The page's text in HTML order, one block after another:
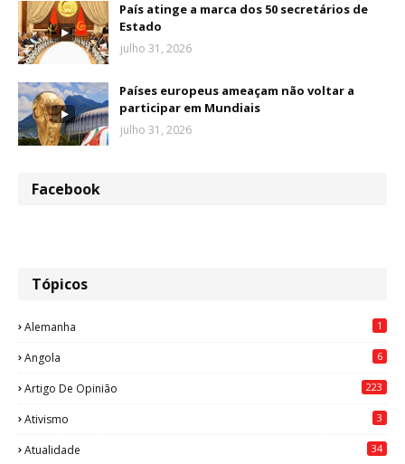
País atinge a marca dos 50 secretários de
Estado
julho 31, 2026
Países europeus ameaçam não voltar a
participar em Mundiais
julho 31, 2026
Facebook
Tópicos
Alemanha 1
Angola 6
Artigo De Opinião 223
Ativismo 3
Atualidade 34